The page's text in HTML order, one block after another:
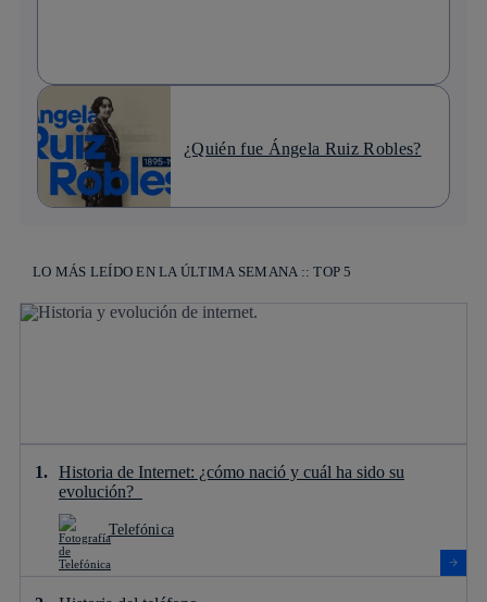
¿Quién fue Ángela Ruiz Robles?
LO MÁS LEÍDO EN LA ÚLTIMA SEMANA :: TOP 5
Historia de Internet: ¿cómo nació y cuál ha sido su
evolución?
Telefónica